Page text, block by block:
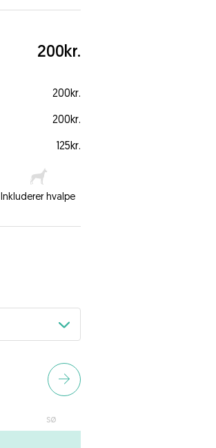
200kr.
200kr.
200kr.
125kr.
Inkluderer hvalpe
sø